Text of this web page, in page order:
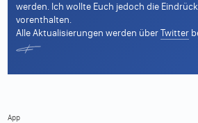
werden. Ich wollte Euch jedoch die
vorenthalten.
Alle Aktualisierungen werden überTwitter
App